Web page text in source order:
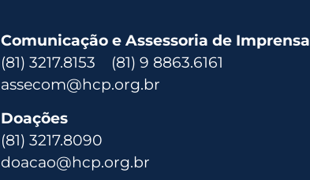
Comunicação e Assessoria de Imprensa
(81) 3217.8153 (81) 9 8863.6161
assecom@hcp.org.br
Doações
(81) 3217.8090
doacao@hcp.org.br